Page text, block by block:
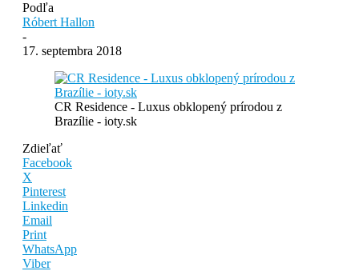
Podľa
Róbert Hallon
-
17. septembra 2018
CR Residence - Luxus obklopený prírodou z
Brazílie - ioty.sk
Zdieľať
Facebook
X
Pinterest
Linkedin
Email
Print
WhatsApp
Viber